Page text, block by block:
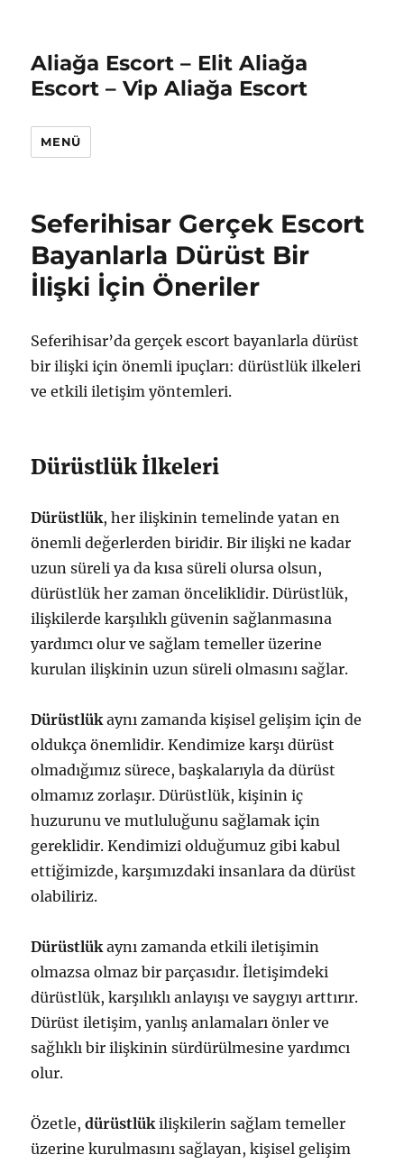
Aliağa Escort – Elit Aliağa
Escort – Vip Aliağa Escort
MENÜ
Seferihisar Gerçek Escort
Bayanlarla Dürüst Bir
İlişki İçin Öneriler
Seferihisar’da gerçek escort bayanlarla dürüst
bir ilişki için önemli ipuçları: dürüstlük ilkeleri
ve etkili iletişim yöntemleri.
Dürüstlük İlkeleri
Dürüstlük, her ilişkinin temelinde yatan en
önemli değerlerden biridir. Bir ilişki ne kadar
uzun süreli ya da kısa süreli olursa olsun,
dürüstlük her zaman önceliklidir. Dürüstlük,
ilişkilerde karşılıklı güvenin sağlanmasına
yardımcı olur ve sağlam temeller üzerine
kurulan ilişkinin uzun süreli olmasını sağlar.
Dürüstlükaynı zamanda kişisel gelişim için de
oldukça önemlidir. Kendimize karşı dürüst
olmadığımız sürece, başkalarıyla da dürüst
olmamız zorlaşır. Dürüstlük, kişinin iç
huzurunu ve mutluluğunu sağlamak için
gereklidir. Kendimizi olduğumuz gibi kabul
ettiğimizde, karşımızdaki insanlara da dürüst
olabiliriz.
Dürüstlükaynı zamanda etkili iletişimin
olmazsa olmaz bir parçasıdır. İletişimdeki
dürüstlük, karşılıklı anlayışı ve saygıyı arttırır.
Dürüst iletişim, yanlış anlamaları önler ve
sağlıklı bir ilişkinin sürdürülmesine yardımcı
olur.
Özetle,dürüstlükilişkilerin sağlam temeller
üzerine kurulmasını sağlayan, kişisel gelişim